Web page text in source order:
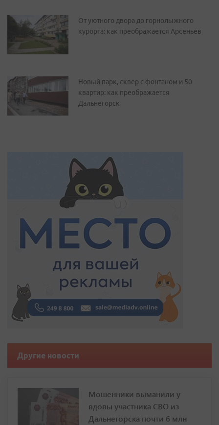
От уютного двора до горнолыжного
курорта: как преображается Арсеньев
Новый парк, сквер с фонтаном и 50
квартир: как преображается
Дальнегорск
Другие новости
Мошенники выманили у
вдовы участника СВО из
Дальнегорска почти 6 млн